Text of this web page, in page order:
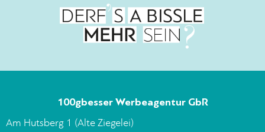
100gbesser Werbeagentur GbR
Am Hutsberg 1 (Alte Ziegelei)